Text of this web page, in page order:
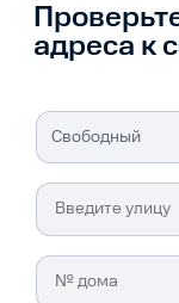
адреса к
Свободный